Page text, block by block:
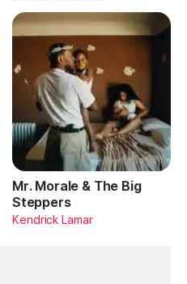
Mr. Morale & The Big
Steppers
Kendrick Lamar